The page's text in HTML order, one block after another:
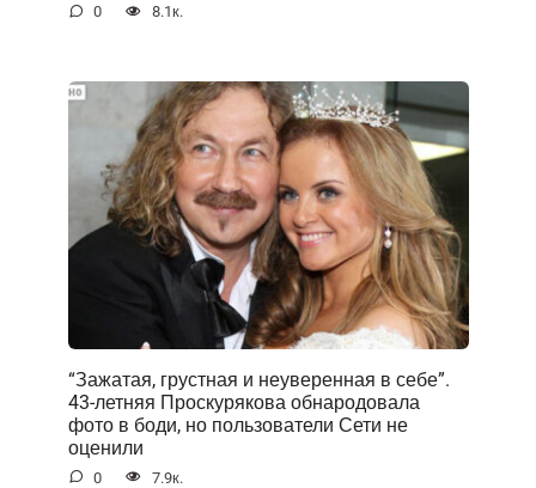
0 8.1к.
“Зажатая, грустная и неуверенная в себе”.
43-летняя Проскурякова обнародовала
фото в боди, но пользователи Сети не
оценили
0 7.9к.